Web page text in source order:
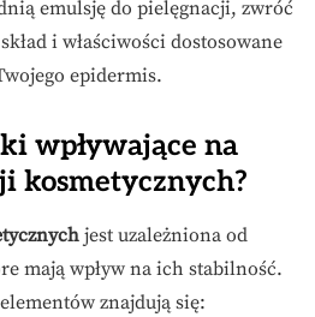
emulsję do pielęgnacji, zwróć
i właściwości dostosowane
epidermis.
wpływające na
kosmetycznych?
jest uzależniona od
mają wpływ na ich stabilność.
znajdują się: